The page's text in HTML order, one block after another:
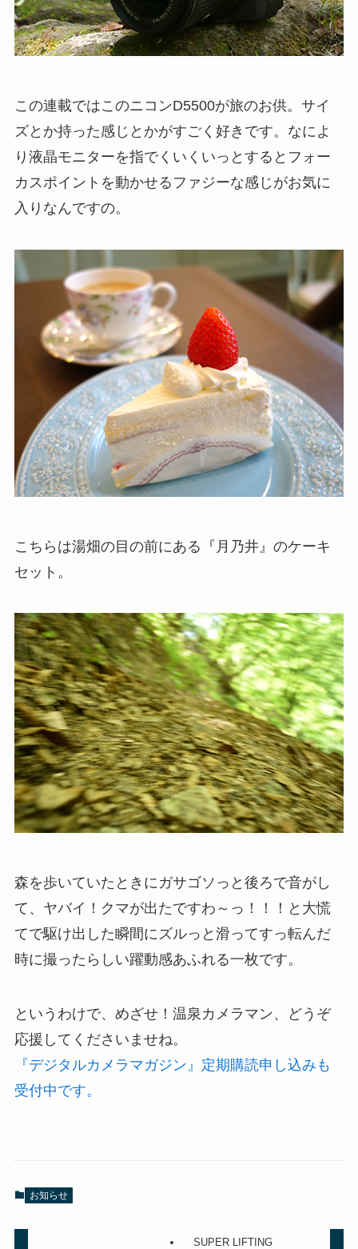
この連載ではこのニコンD5500が旅のお供。サイ
ズとか持った感じとかがすごく好きです。なによ
り液晶モニターを指でくいくいっとするとフォー
カスポイントを動かせるファジーな感じがお気に
入りなんですの。
こちらは湯畑の目の前にある『月乃井』のケーキ
セット。
森を歩いていたときにガサゴソっと後ろで音がし
て、ヤバイ！クマが出たですわ～っ！！！と大慌
てで駆け出した瞬間にズルっと滑ってすっ転んだ
時に撮ったらしい躍動感あふれる一枚です。
というわけで、めざせ！温泉カメラマン、どうぞ
応援してくださいませね。
『デジタルカメラマガジン』定期購読申し込みも
受付中です。
お知らせ
SUPER LIFTING